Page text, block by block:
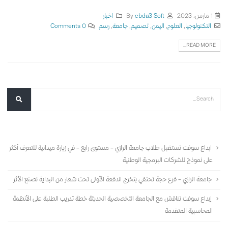
1 مارس، 2023 By
ebda3 Soft
اخبار
التكنولوجيا, العلوم, اليمن, تصميم, جامعة, رسم 0 Comments
READ MORE...
ابداع سوفت تستقبل طلاب جامعة الرازي – مستوى رابع – في زيارة ميدانية للتعرف أكثر
على نموذج للشركات البرمجية الوطنية
جامعة الرازي – فرع حجة تحتفي بتخرج الدفعة الأولى تحت شعار من البداية نصنع الأثر
إبداع سوفت تناقش مع الجامعة التخصصية الحديثة خطة تدريب الطلبة على الأنظمة
المحاسبية المتقدمة